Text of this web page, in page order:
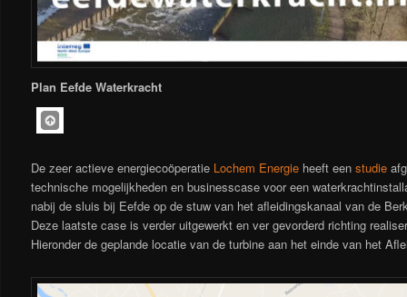
Plan Eefde Waterkracht
De zeer actieve energiecoöperatie Lochem Energie heeft eenstudie
technische mogelijkheden en businesscase voor een
nabij de sluis bij Eefde op de stuw van het afleidingskanaal van de
Deze laatste case is verder uitgewerkt en ver gevorderd richting
Hieronder de geplande locatie van de turbine aan het einde van het